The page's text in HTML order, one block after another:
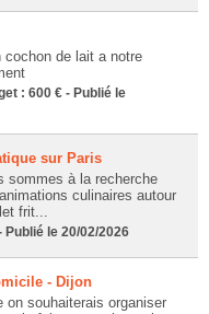
cochon de lait a notre
: 600 € - Publié le
sur Paris
sommes à la recherche
culinaires autour
frit...
le 20/02/2026
- Dijon
on souhaiterais organiser